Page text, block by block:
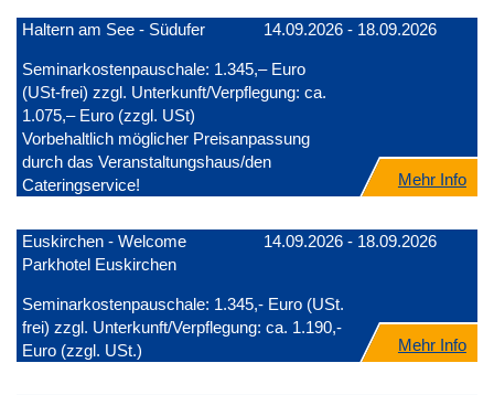
Haltern am See - Südufer 14.09.2026 - 18.09.2026
Seminarkostenpauschale: 1.345,– Euro
(USt-frei) zzgl. Unterkunft/Verpflegung: ca.
1.075,– Euro (zzgl. USt)
Vorbehaltlich möglicher Preisanpassung
durch das Veranstaltungshaus/den
Cateringservice!
Mehr Info
Euskirchen - Welcome
Parkhotel Euskirchen
14.09.2026 - 18.09.2026
Seminarkostenpauschale: 1.345,- Euro (USt.
frei) zzgl. Unterkunft/Verpflegung: ca. 1.190,-
Euro (zzgl. USt.)
Mehr Info